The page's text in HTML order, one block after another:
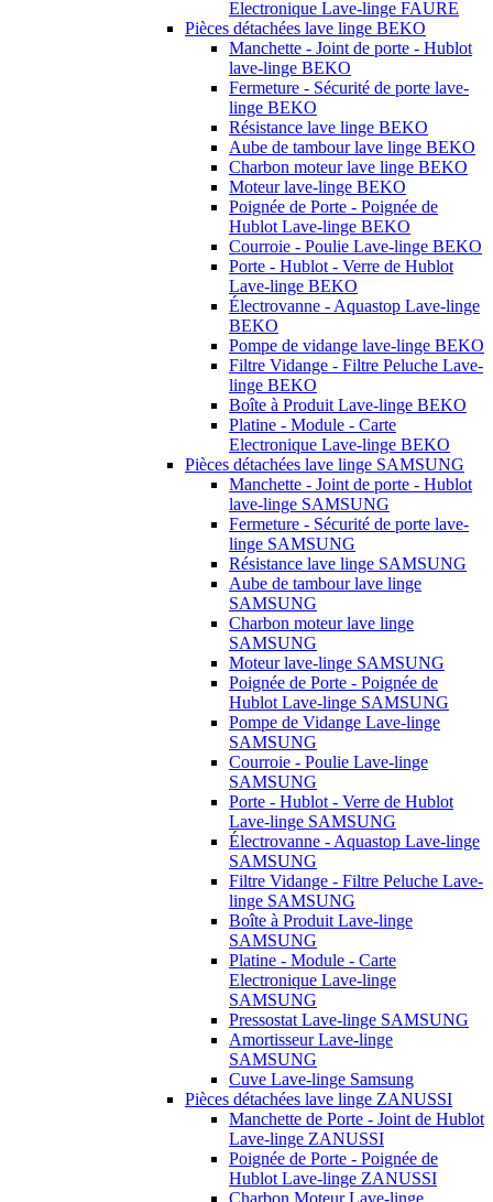
Electronique Lave-linge FAURE
Pièces détachées lave linge BEKO
Manchette - Joint de porte - Hublot
lave-linge BEKO
Fermeture - Sécurité de porte lave-
linge BEKO
Résistance lave linge BEKO
Aube de tambour lave linge BEKO
Charbon moteur lave linge BEKO
Moteur lave-linge BEKO
Poignée de Porte - Poignée de
Hublot Lave-linge BEKO
Courroie - Poulie Lave-linge BEKO
Porte - Hublot - Verre de Hublot
Lave-linge BEKO
Électrovanne - Aquastop Lave-linge
BEKO
Pompe de vidange lave-linge BEKO
Filtre Vidange - Filtre Peluche Lave-
linge BEKO
Boîte à Produit Lave-linge BEKO
Platine - Module - Carte
Electronique Lave-linge BEKO
Pièces détachées lave linge SAMSUNG
Manchette - Joint de porte - Hublot
lave-linge SAMSUNG
Fermeture - Sécurité de porte lave-
linge SAMSUNG
Résistance lave linge SAMSUNG
Aube de tambour lave linge
SAMSUNG
Charbon moteur lave linge
SAMSUNG
Moteur lave-linge SAMSUNG
Poignée de Porte - Poignée de
Hublot Lave-linge SAMSUNG
Pompe de Vidange Lave-linge
SAMSUNG
Courroie - Poulie Lave-linge
SAMSUNG
Porte - Hublot - Verre de Hublot
Lave-linge SAMSUNG
Électrovanne - Aquastop Lave-linge
SAMSUNG
Filtre Vidange - Filtre Peluche Lave-
linge SAMSUNG
Boîte à Produit Lave-linge
SAMSUNG
Platine - Module - Carte
Electronique Lave-linge
SAMSUNG
Pressostat Lave-linge SAMSUNG
Amortisseur Lave-linge
SAMSUNG
Cuve Lave-linge Samsung
Pièces détachées lave linge ZANUSSI
Manchette de Porte - Joint de Hublot
Lave-linge ZANUSSI
Poignée de Porte - Poignée de
Hublot Lave-linge ZANUSSI
Charbon Moteur Lave-linge